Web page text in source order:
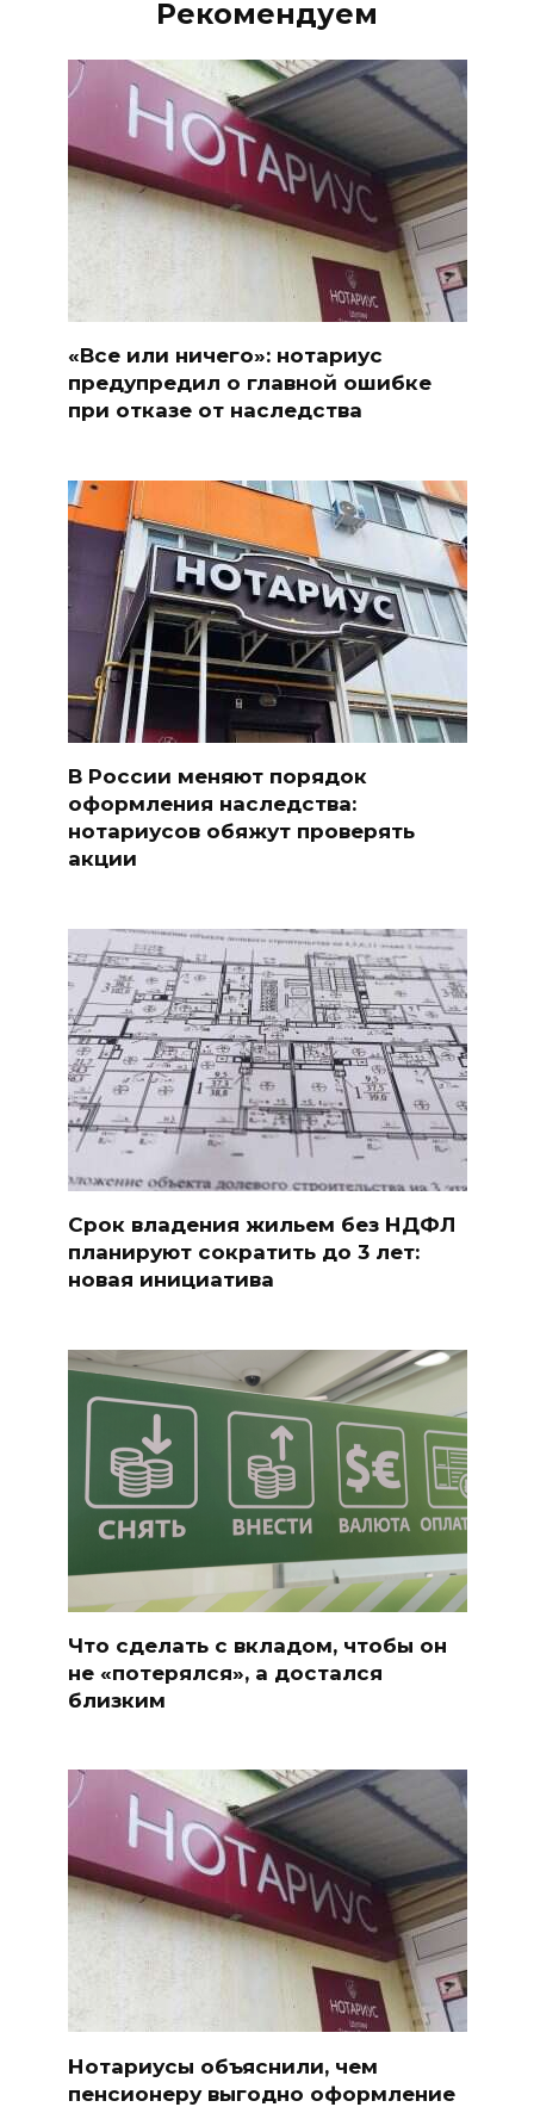
Рекомендуем
«Все или ничего»: нотариус
предупредил о главной ошибке
при отказе от наследства
В России меняют порядок
оформления наследства:
нотариусов обяжут проверять
акции
Срок владения жильем без НДФЛ
планируют сократить до 3 лет:
новая инициатива
Что сделать с вкладом, чтобы он
не «потерялся», а достался
близким
Нотариусы объяснили, чем
пенсионеру выгодно оформление